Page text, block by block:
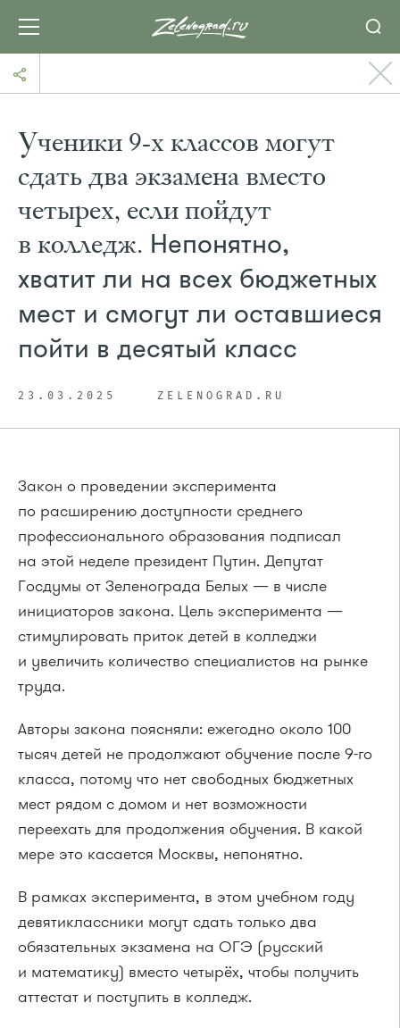
Ученики 9-х классов могут
сдать два экзамена вместо
четырех, если пойдут
в колледж. Непонятно,
хватит ли на всех бюджетных
мест и смогут ли оставшиеся
пойти в десятый класс
23.03.2025 ZELENOGRAD.RU
Закон о проведении эксперимента
по расширению доступности среднего
профессионального образования подписал
на этой неделе президент Путин. Депутат
Госдумы от Зеленограда Белых — в числе
инициаторов закона. Цель эксперимента —
стимулировать приток детей в колледжи
и увеличить количество специалистов на рынке
труда.
Авторы закона поясняли: ежегодно около 100
тысяч детей не продолжают обучение после 9-го
класса, потому что нет свободных бюджетных
мест рядом с домом и нет возможности
переехать для продолжения обучения. В какой
мере это касается Москвы, непонятно.
В рамках эксперимента, в этом учебном году
девятиклассники могут сдать только два
обязательных экзамена на ОГЭ (русский
и математику) вместо четырёх, чтобы получить
аттестат и поступить в колледж.